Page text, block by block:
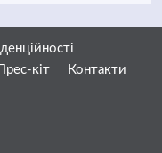
Прес-кіт
Контакти